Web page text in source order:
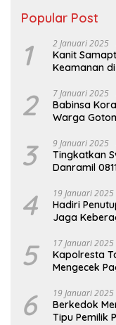
Popular Post
1 2 Januari 2025
Kanit
Keamanan
2 7 Januari 2025
Babinsa
Warga
3 9 Januari 2025
Tingkatkan
Danramil
4 19 Januari 2025
Hadiri
Jaga
5 17 Januari 2025
Kapolresta
Mengecek
6 19 Januari 2025
Berkedok
Tipu Pemilik